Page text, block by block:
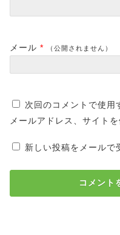
メール * （公開されません）
次回のコメントで使用
メールアドレス、サイトを
新しい投稿をメールで